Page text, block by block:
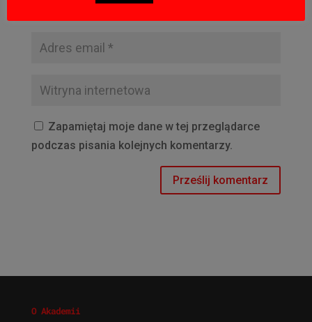
Zapamiętaj moje dane w tej przeglądarce
podczas pisania kolejnych komentarzy.
O Akademii